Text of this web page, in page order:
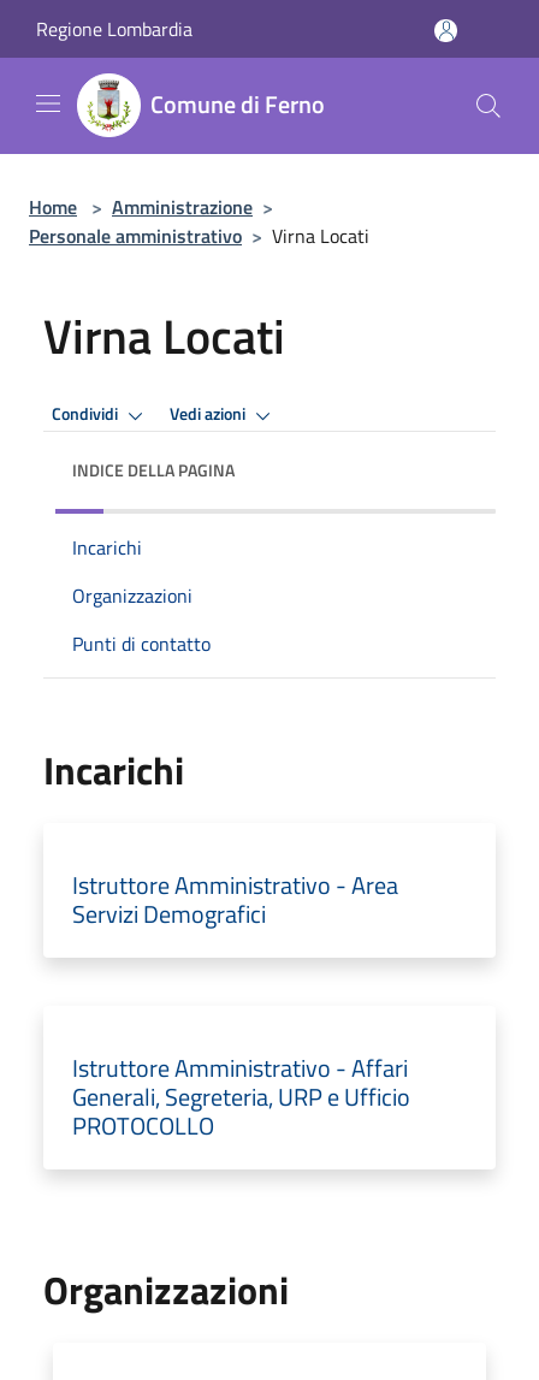
Regione Lombardia
Comune di Ferno
Home > Amministrazione >
Personale amministrativo > Virna Locati
Virna Locati
Condividi Vedi azioni
INDICE DELLA PAGINA
Incarichi
Organizzazioni
Punti di contatto
Incarichi
Istruttore Amministrativo - Area
Servizi Demografici
Istruttore Amministrativo - Affari
Generali, Segreteria, URP e Ufficio
PROTOCOLLO
Organizzazioni